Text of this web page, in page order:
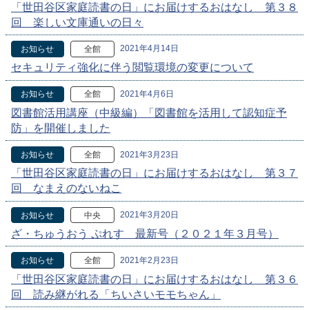
「世田谷区家庭読書の日」にお届けするおはなし 第３８
回 楽しい文庫通いの日々
お知らせ 全館 2021年4月14日
セキュリティ強化に伴う閲覧環境の変更について
お知らせ 全館 2021年4月6日
図書館活用講座（中級編）「図書館を活用して認知症予
防」を開催しました
お知らせ 全館 2021年3月23日
「世田谷区家庭読書の日」にお届けするおはなし 第３７
回 なまえのないねこ
お知らせ 中央 2021年3月20日
ざ・ちゅうおう ぷれす 最新号（２０２１年３月号）
お知らせ 全館 2021年2月23日
「世田谷区家庭読書の日」にお届けするおはなし 第３６
回 読み継がれる「ちいさいモモちゃん」